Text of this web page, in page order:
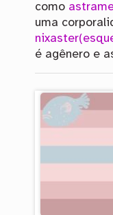
como
uma
é agênero e